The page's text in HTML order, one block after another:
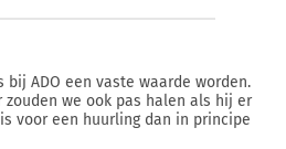
ADO een vaste waarde worden.
zouden we ook pas halen als hij er
voor een huurling dan in principe